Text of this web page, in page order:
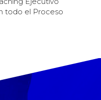
todo el Proceso